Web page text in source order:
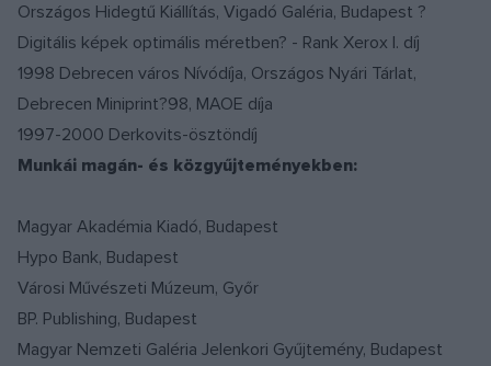
Országos Hidegtű Kiállítás, Vigadó Galéria, Budapest ?
Digitális képek optimális méretben? - Rank Xerox I. díj
1998 Debrecen város Nívódíja, Országos Nyári Tárlat,
Debrecen Miniprint?98, MAOE díja
1997-2000 Derkovits-ösztöndíj
Munkái magán- és közgyűjteményekben:
Magyar Akadémia Kiadó, Budapest
Hypo Bank, Budapest
Városi Művészeti Múzeum, Győr
BP. Publishing, Budapest
Magyar Nemzeti Galéria Jelenkori Gyűjtemény, Budapest